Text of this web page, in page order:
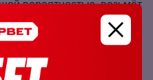
вероятностью, возьмёт
уедет со счётом
следующие